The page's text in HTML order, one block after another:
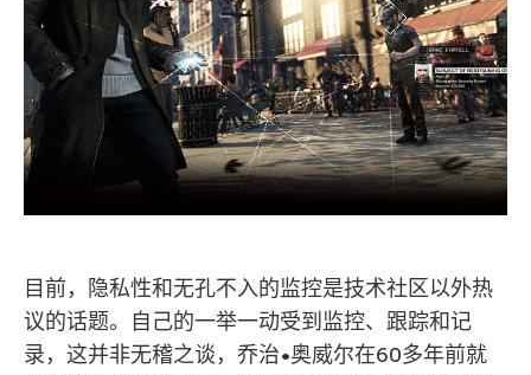
目前，隐私性和无孔不入的监控是技术社区以外热
议的话题。自己的一举一动受到监控、跟踪和记
录，这并非无稽之谈，乔治•奥威尔在60多年前就